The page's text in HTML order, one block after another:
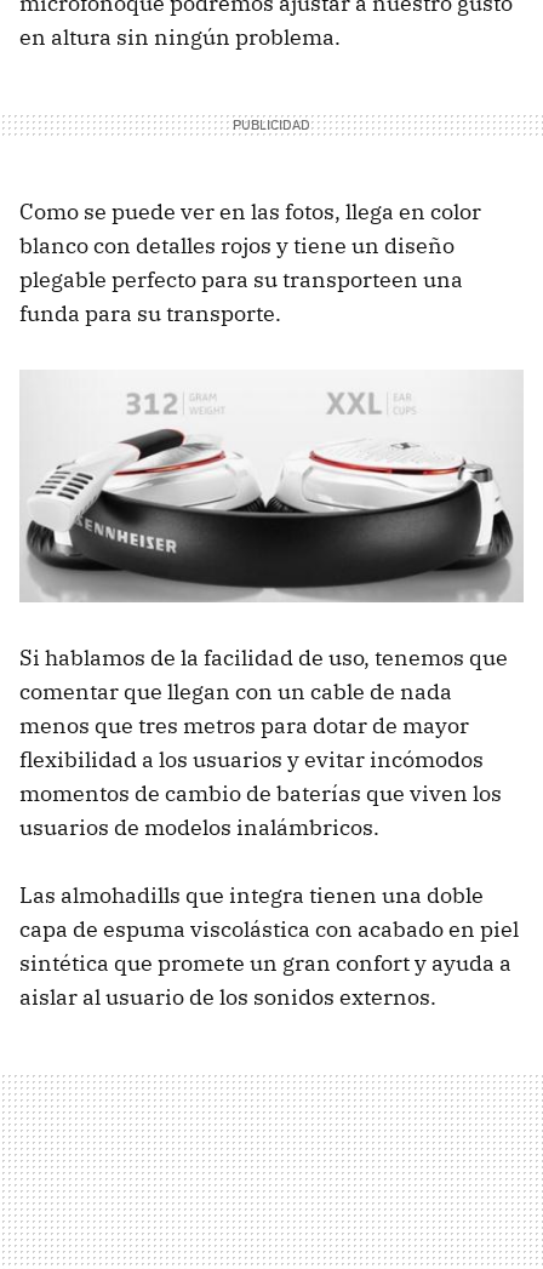
en altura sin ningún problema.
Como se puede ver en las fotos, llega en color
blanco con detalles rojos y tiene un diseño
plegable perfecto para su transporteen una
funda para su transporte.
Si hablamos de la facilidad de uso, tenemos que
comentar que llegan con un cable de nada
menos que tres metros para dotar de mayor
flexibilidad a los usuarios y evitar incómodos
momentos de cambio de baterías que viven los
usuarios de modelos inalámbricos.
Las almohadills que integra tienen una doble
capa de espuma viscolástica con acabado en piel
sintética que promete un gran confort y ayuda a
aislar al usuario de los sonidos externos.